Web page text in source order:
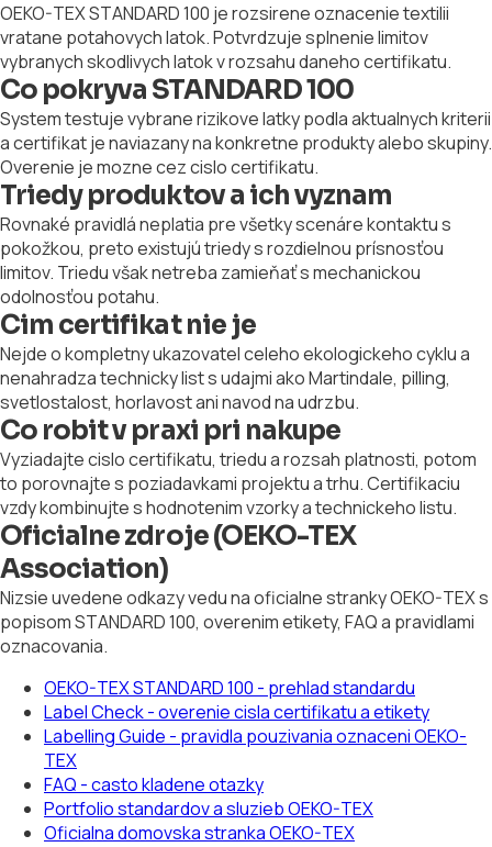
OEKO-TEX STANDARD 100 je rozsirene oznacenie textilii
vratane potahovych latok. Potvrdzuje splnenie limitov
vybranych skodlivych latok v rozsahu daneho certifikatu.
Co pokryva STANDARD 100
System testuje vybrane rizikove latky podla aktualnych kriterii
a certifikat je naviazany na konkretne produkty alebo skupiny.
Overenie je mozne cez cislo certifikatu.
Triedy produktov a ich vyznam
Rovnaké pravidlá neplatia pre všetky scenáre kontaktu s
pokožkou, preto existujú triedy s rozdielnou prísnosťou
limitov. Triedu však netreba zamieňať s mechanickou
odolnosťou potahu.
Cim certifikat nie je
Nejde o kompletny ukazovatel celeho ekologickeho cyklu a
nenahradza technicky list s udajmi ako Martindale, pilling,
svetlostalost, horlavost ani navod na udrzbu.
Co robit v praxi pri nakupe
Vyziadajte cislo certifikatu, triedu a rozsah platnosti, potom
to porovnajte s poziadavkami projektu a trhu. Certifikaciu
vzdy kombinujte s hodnotenim vzorky a technickeho listu.
Oficialne zdroje (OEKO-TEX
Association)
Nizsie uvedene odkazy vedu na oficialne stranky OEKO-TEX s
popisom STANDARD 100, overenim etikety, FAQ a pravidlami
oznacovania.
OEKO-TEX STANDARD 100 - prehlad standardu
Label Check - overenie cisla certifikatu a etikety
Labelling Guide - pravidla pouzivania oznaceni OEKO-
TEX
FAQ - casto kladene otazky
Portfolio standardov a sluzieb OEKO-TEX
Oficialna domovska stranka OEKO-TEX